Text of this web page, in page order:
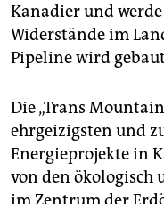
Kanadier und
Widerstände im
Pipeline wird
Die „Trans
ehrgeizigsten und
Energieprojekte in
von den